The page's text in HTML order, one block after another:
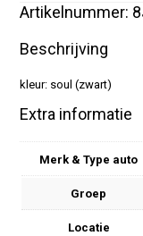
Artikelnummer:
Beschrijving
kleur: soul (zwart)
Extra informatie
Merk & Type auto
Groep
Locatie